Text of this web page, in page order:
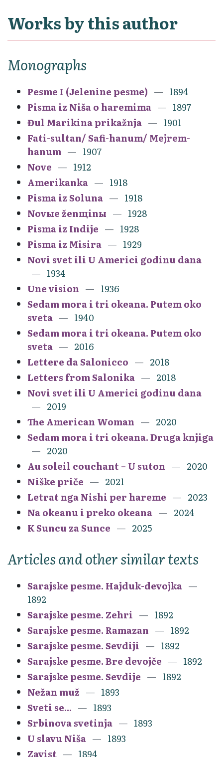
Works by this author
Monographs
Pesme I (Jelenine pesme)
1894
Pisma iz Niša o haremima
1897
Đul Marikina prikažnja
1901
Fati-sultan/ Safi-hanum/ Mejrem-
hanum
1907
Nove
1912
Amerikanka
1918
Pisma iz Soluna
1918
Novыe ženщinы
1928
Pisma iz Indije
1928
Pisma iz Misira
1929
Novi svet ili U Americi godinu dana
1934
Une vision
1936
Sedam mora i tri okeana. Putem oko
sveta
1940
Sedam mora i tri okeana. Putem oko
sveta
2016
Lettere da Salonicco
2018
Letters from Salonika
2018
Novi svet ili U Americi godinu dana
2019
The American Woman
2020
Sedam mora i tri okeana. Druga knjiga
2020
Au soleil couchant – U suton
2020
Niške priče
2021
Letrat nga Nishi per hareme
2023
Na okeanu i preko okeana
2024
K Suncu za Sunce
2025
Articles and other similar texts
Sarajske pesme. Hajduk-devojka
1892
Sarajske pesme. Zehri
1892
Sarajske pesme. Ramazan
1892
Sarajske pesme. Sevdiji
1892
Sarajske pesme. Bre devojče
1892
Sarajske pesme. Sevdije
1892
Nežan muž
1893
Sveti se...
1893
Srbinova svetinja
1893
U slavu Niša
1893
Zavist
1894